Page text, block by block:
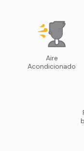
Aire
Acondicionado